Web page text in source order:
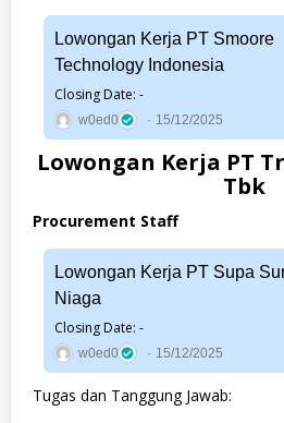
Lowongan Kerja PT Smoore
Technology Indonesia
Closing Date: -
w0ed0 15/12/2025
Lowongan Kerja PT
Tbk
Procurement Staff
Lowongan Kerja PT Supa
Niaga
Closing Date: -
w0ed0 15/12/2025
Tugas dan Tanggung Jawab: